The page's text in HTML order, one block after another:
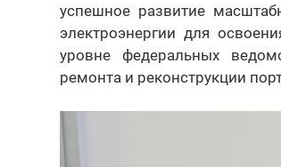
успешное развитие
электроэнергии для
уровне федеральных
ремонта и реконструкции